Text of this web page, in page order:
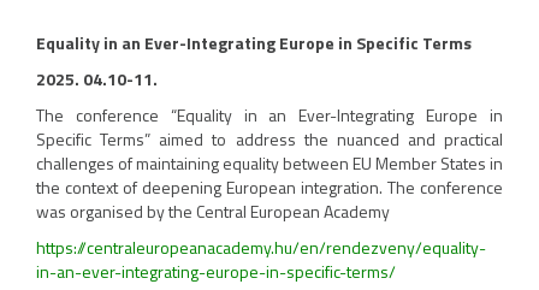
Equality in an Ever-Integrating Europe in Specific Terms
2025. 04.10-11.
The conference “Equality in an Ever-Integrating Europe in
Specific Terms” aimed to address the nuanced and practical
challenges of maintaining equality between EU Member States in
the context of deepening European integration. The conference
was organised by the Central European Academy
https://centraleuropeanacademy.hu/en/rendezveny/equality-
in-an-ever-integrating-europe-in-specific-terms/